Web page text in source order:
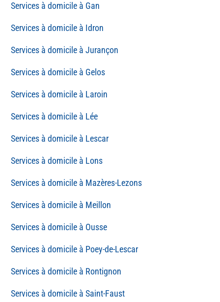
Gan
Idron
Jurançon
Gelos
Laroin
Lée
Lescar
Lons
Mazères-Lezons
Meillon
Ousse
Poey-de-Lescar
Rontignon
Saint-Faust